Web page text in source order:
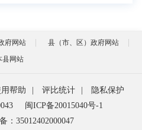
府网站
县（市、区）政府网站
县网站
帮助 评比统计
隐私保护
闽ICP备20015040号-1
： 35012402000047